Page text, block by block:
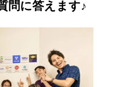
問に答えます♪